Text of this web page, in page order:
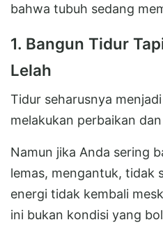
bahwa tubuh sedang
1. Bangun Tidur
Lelah
Tidur seharusnya
melakukan perbaikan
Namun jika Anda sering
lemas, mengantuk, tidak
energi tidak kembali
ini bukan kondisi yang